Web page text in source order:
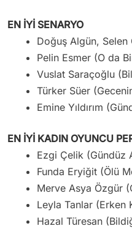
EN İYİ SENARYO
Doğuş Algün, Selen
Pelin Esmer (O da
Vuslat Saraçoğlu
Türker Süer (Gecenin
Emine Yıldırım
EN İYİ KADIN OYUNCU
Ezgi Çelik (Gündüz
Funda Eryiğit (Ölü
Merve Asya Özgür
Leyla Tanlar (Erken
Hazal Türesan